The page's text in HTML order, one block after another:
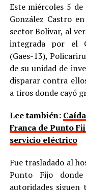
Este miércoles 5
González Castro
sector Bolivar, al
integrada por el
(Gaes-13),
de su unidad de
disparar contra
a tiros donde cayó
Lee también:
Franca de Punto
servicio eléctrico
Fue trasladado al
Punto Fijo
autoridades